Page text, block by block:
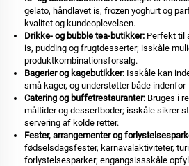
gelato, håndlavet is, frozen yoghurt og
kvalitet og kundeoplevelsen.
Drikke- og bubble tea-butikker: Perfekt til
is, pudding og frugtdesserter; isskåle
produktkombinationsforsalg.
Bagerier og kagebutikker: Isskåle kan
små kager, og understøtter både
Catering og buffetrestauranter: Bruges i
måltider og dessertboder; isskåle sikrer
servering af kolde retter.
Fester, arrangementer og
fødselsdagsfester, karnavalaktiviteter,
forlystelsesparker; engangsissskåle